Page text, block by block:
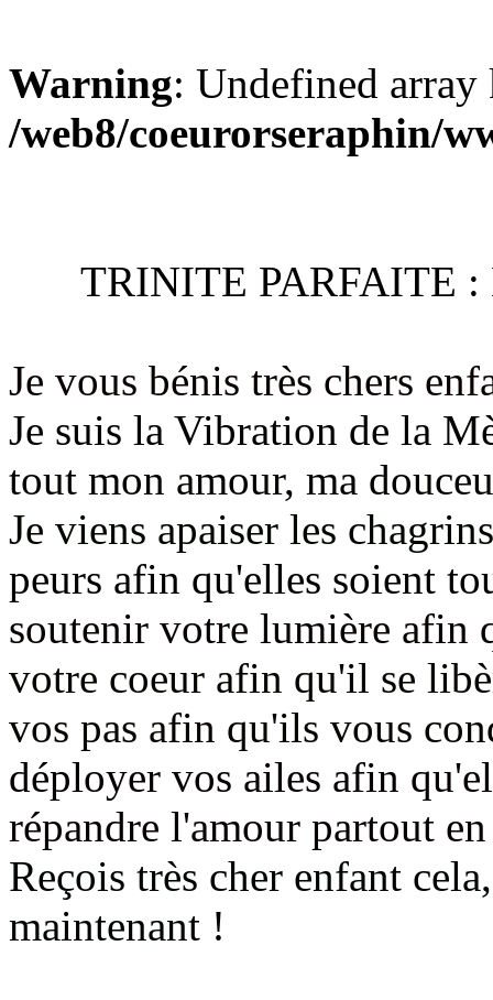
Warning: Undefined
/web8/coeurorseraphin/
TRINITE PARFAITE
Je vous bénis très chers
Je suis la Vibration de la
tout mon amour, ma
Je viens apaiser les
peurs afin qu'elles soient
soutenir votre lumière afin
votre coeur afin qu'il se
vos pas afin qu'ils vous
déployer vos ailes afin
répandre l'amour partout
Reçois très cher enfant
maintenant !